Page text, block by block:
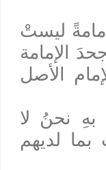
ليستْ
الإمامة
الأصل
بهِ نحنُ لا
لديهم